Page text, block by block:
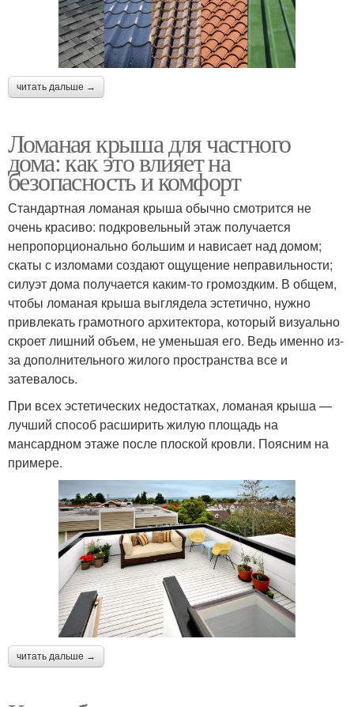
читать дальше →
Ломаная крыша для частного
дома: как это влияет на
безопасность и комфорт
Стандартная ломаная крыша обычно смотрится не
очень красиво: подкровельный этаж получается
непропорционально большим и нависает над домом;
скаты с изломами создают ощущение неправильности;
силуэт дома получается каким-то громоздким. В общем,
чтобы ломаная крыша выглядела эстетично, нужно
привлекать грамотного архитектора, который визуально
скроет лишний объем, не уменьшая его. Ведь именно из-
за дополнительного жилого пространства все и
затевалось.
При всех эстетических недостатках, ломаная крыша —
лучший способ расширить жилую площадь на
мансардном этаже после плоской кровли. Поясним на
примере.
читать дальше →